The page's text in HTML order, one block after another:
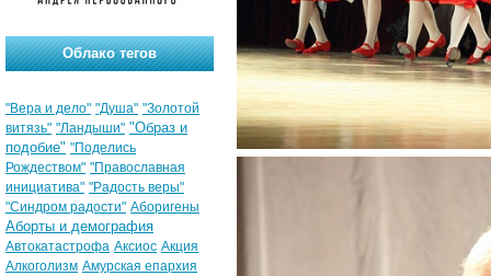
Облако тегов
"Вера и дело" "Душа" "Золотой
витязь" "Ландыши" "Образ и
подобие" "Поделись
Рождеством" "Православная
инициатива" "Радость веры"
"Синдром радости" Аборигены
Аборты и демография
Автокатастрофа Аксиос Акция
Алкоголизм Амурская епархия